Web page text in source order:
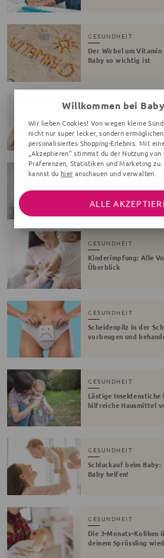
GESUNDHEIT
Der Wirbel um
Baby so wichtig ist
GESUNDHEIT
Fontanelle beim Baby
GESUNDHEIT
Mein Baby spuckt!
GESUNDHEIT
Kinderimpfung: Alle
Überblick
GESUNDHEIT
Scheidenpilz in der
vorbeugen und
GESUNDHEIT
Lästige Insektenstiche
hilfreiche Hausmittel
GESUNDHEIT
Schluckauf beim Baby:
Baby helfen!
GESUNDHEIT
Die 3-Monats-Koliken
deinem Sprössling
Willkommen bei
Wir lieben Cookies! Von wegen kleine
nicht nur super lecker, sondern
personalisiertes Shopping-Erlebnis. Mit
„Akzeptieren“ stimmst du der Nutzung
Präferenzen, Statistiken und Marketing
kannst du hier anschauen und verwalten.
ALLE